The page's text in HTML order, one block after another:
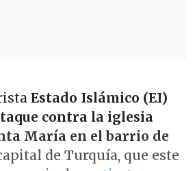
Estado Islámico (EI)
contra la iglesia
María en el barrio de
de Turquía, que este